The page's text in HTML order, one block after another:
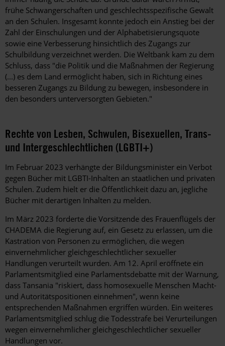
frühe Schwangerschaften und geschlechtsspezifische Gewalt
an den Schulen. Insgesamt konnte jedoch ein Anstieg bei der
Zahl der Einschulungen und der Alphabetisierungsquote
sowie eine Verbesserung hinsichtlich des Zugangs zur
Schulbildung verzeichnet werden. Die Weltbank kam zu dem
Schluss, dass "die Politik und die Maßnahmen der Regierung
(...) es dem Land ermöglicht haben, sich in Richtung eines
besseren Zugangs zu Bildung zu bewegen, insbesondere in
den besonders unterversorgten Gebieten."
Rechte von Lesben, Schwulen, Bisexuellen, Trans-
und Intergeschlechtlichen (LGBTI+)
Im Februar 2023 verhängte der Bildungsminister ein Verbot
gegen Bücher mit LGBTI-Inhalten an staatlichen und privaten
Schulen. Zudem hielt er die Öffentlichkeit dazu an, jegliche
Bücher mit derartigen Inhalten zu melden.
Im März 2023 forderte die Vorsitzende des Frauenflügels der
CHADEMA die Regierung auf, ein Gesetz zu erlassen, um die
Kastration von Personen zu ermöglichen, die wegen
einvernehmlicher gleichgeschlechtlicher sexueller
Handlungen verurteilt wurden. Am 12. April eröffnete ein
Parlamentsmitglied eine Parlamentsdebatte mit der Warnung,
dass Tansania "riskiert, dass homosexuelle Menschen Macht-
und Autoritätspositionen einnehmen", wenn keine
entsprechenden Maßnahmen ergriffen würden. Ein weiteres
Parlamentsmitglied schlug die Todesstrafe bei Verurteilungen
wegen einvernehmlicher gleichgeschlechtlicher sexueller
Handlungen vor.